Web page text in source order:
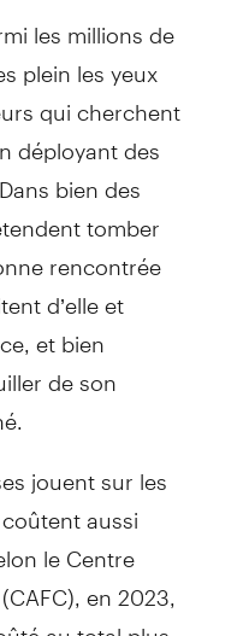
les millions de
plein les yeux
qui cherchent
déployant des
bien des
tomber
rencontrée
d’elle et
et bien
de son
jouent sur les
aussi
le Centre
en 2023,
au total plus